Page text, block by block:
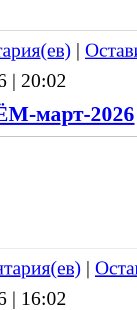
|
| 20:02
март-2026
|
| 16:02